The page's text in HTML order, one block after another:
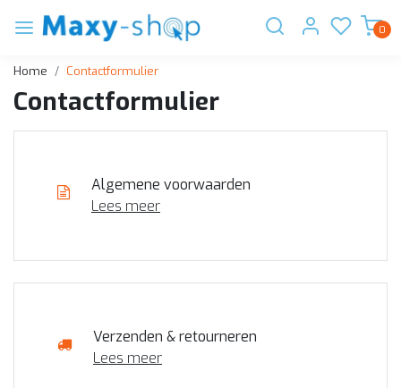
0
Home Contactformulier
Contactformulier
Algemene voorwaarden
Lees meer
Verzenden & retourneren
Lees meer